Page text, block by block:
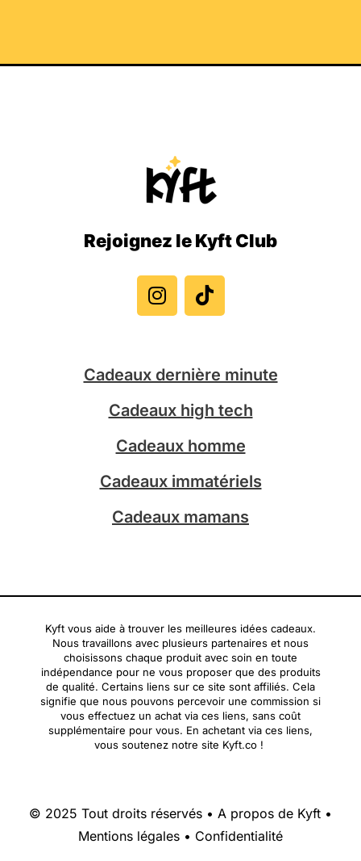
Rejoignez le Kyft Club
n
s
t
r
a
m
i
k
t
Cadeaux dernière minute
Cadeaux high tech
Cadeaux homme
Cadeaux immatériels
Cadeaux mamans
Kyft vous aide à trouver les meilleures idées cadeaux.
Nous travaillons avec plusieurs partenaires et nous
choisissons chaque produit avec soin en toute
indépendance pour ne vous proposer que des produits
de qualité. Certains liens sur ce site sont affiliés. Cela
signifie que nous pouvons percevoir une commission si
vous effectuez un achat via ces liens, sans coût
supplémentaire pour vous. En achetant via ces liens,
vous soutenez notre site Kyft.co !
© 2025 Tout droits réservés • A propos de Kyft •
Mentions légales • Confidentialité